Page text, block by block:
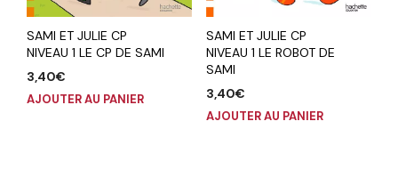
SAMI ET JULIE CP
NIVEAU 1 LE CP DE SAMI
3,40€
AJOUTER AU PANIER
SAMI ET JULIE CP
NIVEAU 1 LE ROBOT DE
SAMI
3,40€
AJOUTER AU PANIER